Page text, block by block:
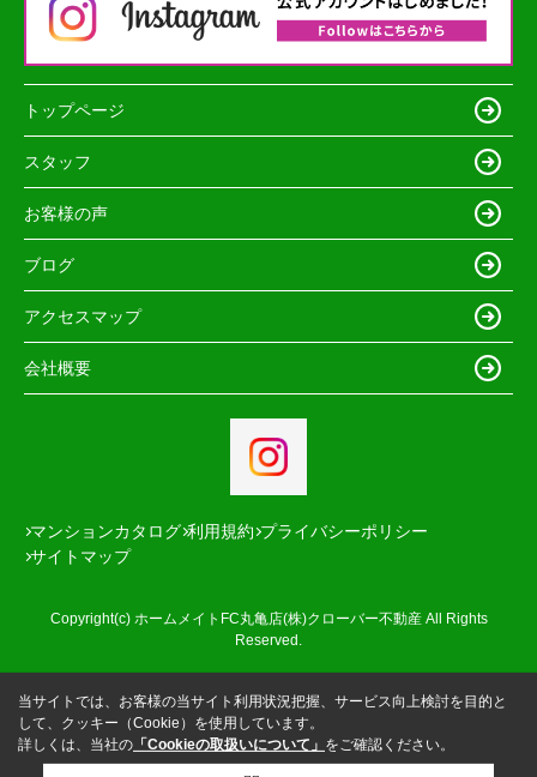
トップページ
スタッフ
お客様の声
ブログ
アクセスマップ
会社概要
マンションカタログ 利用規約 プライバシーポリシー
サイトマップ
Copyright(c) ホームメイトFC丸亀店(株)クローバー不動産 All Rights
Reserved.
当サイトでは、お客様の当サイト利用状況把握、サービス向上検討を目的と
して、クッキー（Cookie）を使用しています。
詳しくは、当社の 「Cookieの取扱いについて」 をご確認ください。